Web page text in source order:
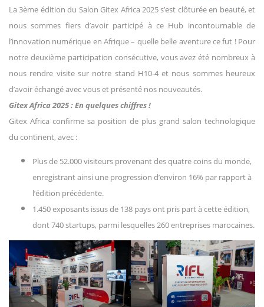
La 3ème édition du Salon Gitex Africa 2025 s’est clôturée en beauté, et
nous sommes fiers d’avoir participé à ce Hub incontournable de
l’innovation numérique en Afrique – quelle belle aventure ce fut ! Pour
notre deuxième participation consécutive, vous avez été nombreux à
nous rendre visite sur notre stand H10-4 et nous sommes heureux
d’avoir échangé avec vous et présenté nos nouveautés.
Gitex Africa 2025 : En quelques chiffres !
Gitex Africa confirme sa position de plus grand salon technologique
du continent, avec :
Plus de 52.000 visiteurs provenant des quatre coins du monde,
enregistrant ainsi une progression d’environ 16% par rapport à
l’édition précédente.
1.450 exposants issus de 138 pays ont pris part à cette édition,
dont 740 startups, parmi lesquelles 260 entreprises marocaines.